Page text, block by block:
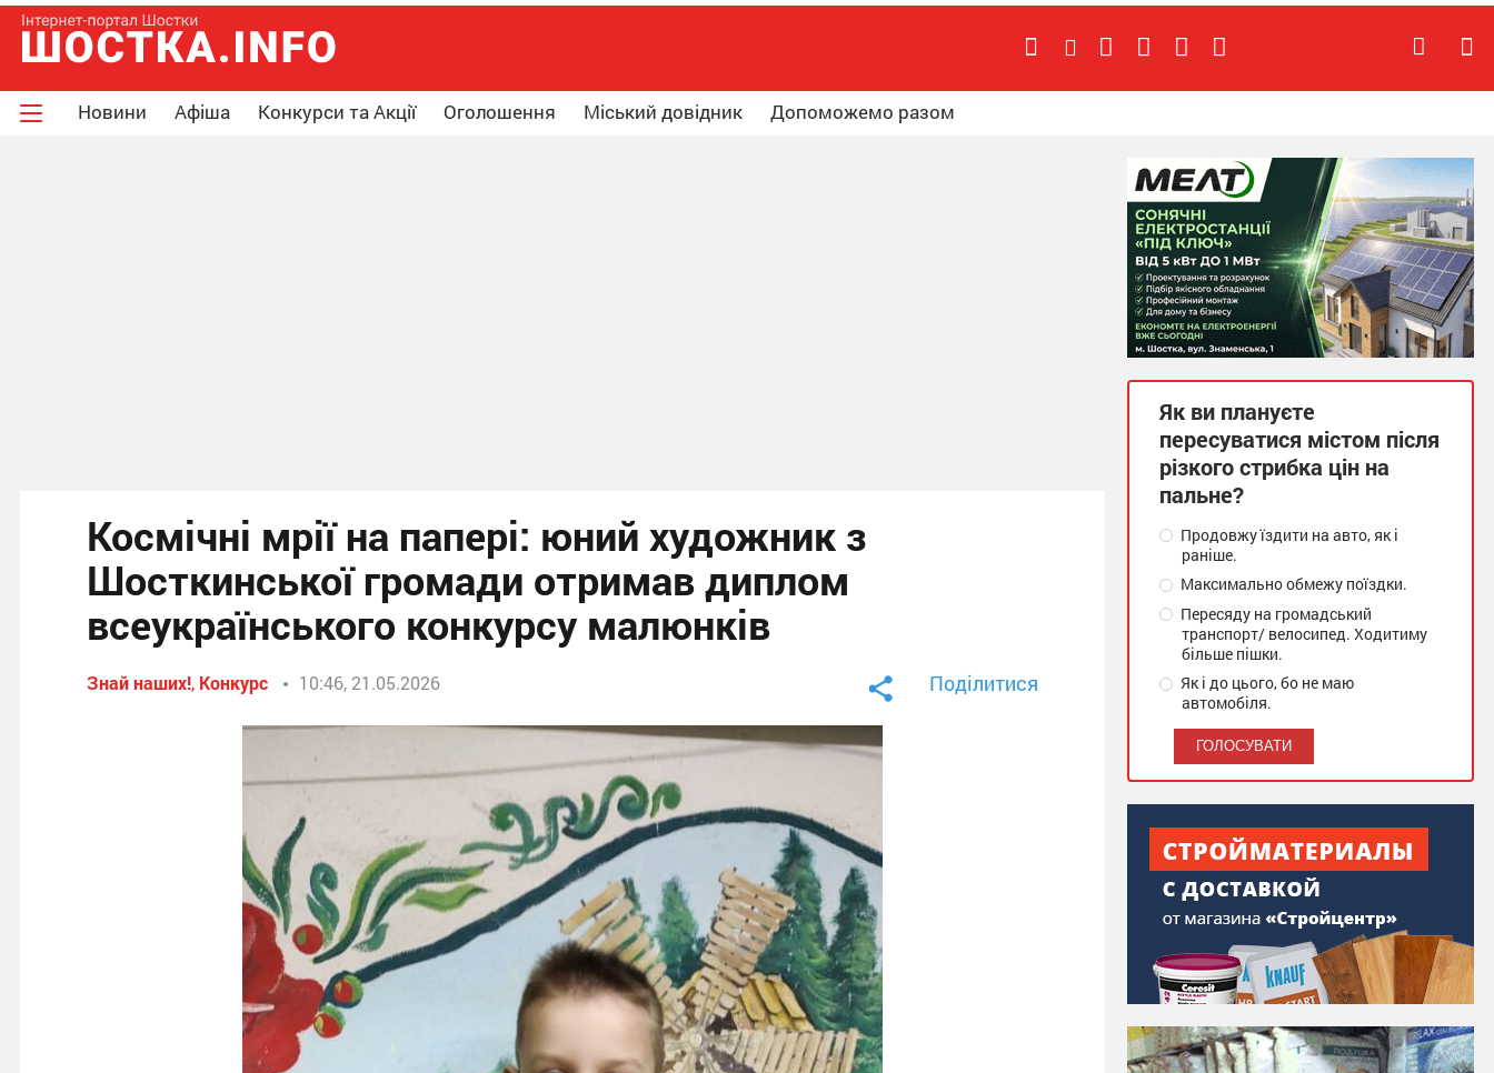
Новини Афіша Конкурси та Акції Оголошення Міський довідник Допоможемо разом
Космічні мрії на папері: юний художник з
Шосткинської громади отримав диплом
всеукраїнського конкурсу малюнків
Знай наших!, Конкурс 10:46, 21.05.2026 Поділитися
Як ви плануєте
пересуватися містом після
різкого стрибка цін на
пальне?
Продовжу їздити на авто, як і
раніше.
Максимально обмежу поїздки.
Пересяду на громадський
транспорт/ велосипед. Ходитиму
більше пішки.
Як і до цього, бо не маю
автомобіля.